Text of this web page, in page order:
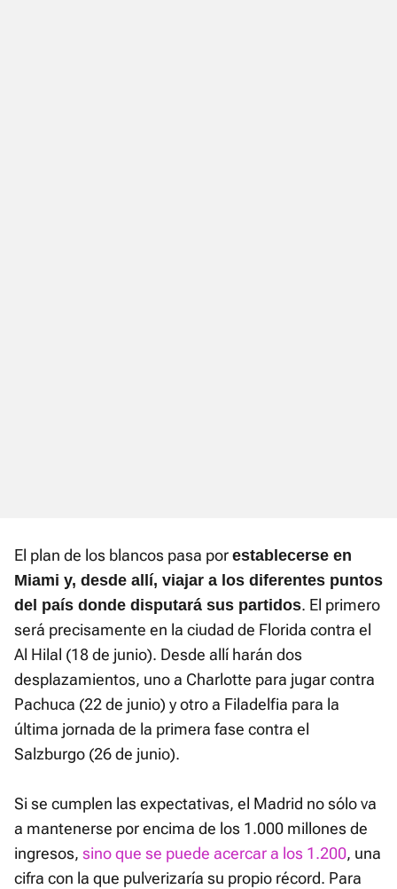
El plan de los blancos pasa por establecerse en
Miami y, desde allí, viajar a los diferentes puntos
del país donde disputará sus partidos. El primero
será precisamente en la ciudad de Florida contra el
Al Hilal (18 de junio). Desde allí harán dos
desplazamientos, uno a Charlotte para jugar contra
Pachuca (22 de junio) y otro a Filadelfia para la
última jornada de la primera fase contra el
Salzburgo (26 de junio).
Si se cumplen las expectativas, el Madrid no sólo va
a mantenerse por encima de los 1.000 millones de
ingresos, sino que se puede acercar a los 1.200, una
cifra con la que pulverizaría su propio récord. Para